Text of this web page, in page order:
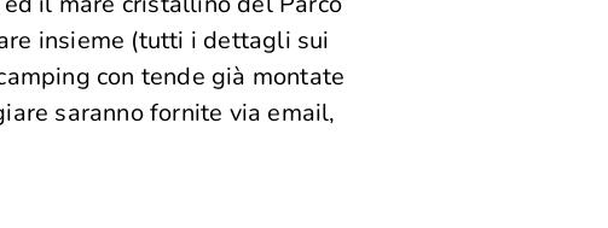
insieme (tutti i dettagli sui
con tende già montate
saranno fornite via email,